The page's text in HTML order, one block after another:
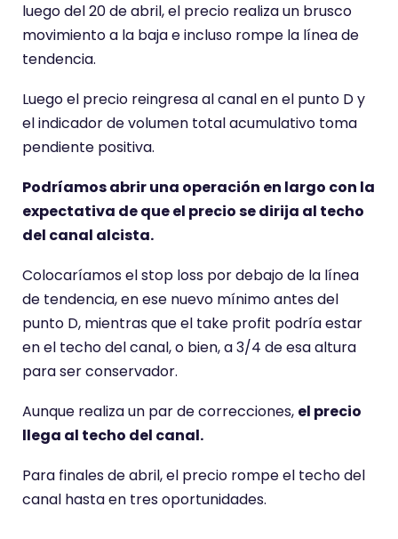
luego del 20 de abril, el precio realiza un brusco
movimiento a la baja e incluso rompe la línea de
tendencia.
Luego el precio reingresa al canal en el punto D y
el indicador de volumen total acumulativo toma
pendiente positiva.
Podríamos abrir una operación en largo con la
expectativa de que el precio se dirija al techo
del canal alcista.
Colocaríamos el stop loss por debajo de la línea
de tendencia, en ese nuevo mínimo antes del
punto D, mientras que el take profit podría estar
en el techo del canal, o bien, a 3/4 de esa altura
para ser conservador.
Aunque realiza un par de correcciones, el precio
llega al techo del canal.
Para finales de abril, el precio rompe el techo del
canal hasta en tres oportunidades.